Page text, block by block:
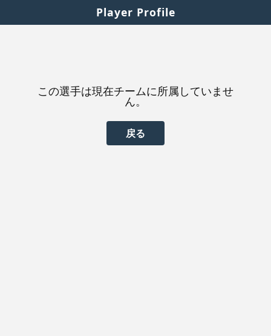
Player Profile
この選手は現在チームに所属していませ
ん。
戻る